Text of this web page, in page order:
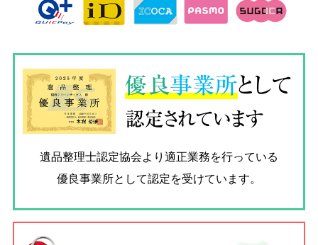
優良事業所として
認定されています
遺品整理士認定協会より適正業務を行っている
優良事業所として認定を受けています。